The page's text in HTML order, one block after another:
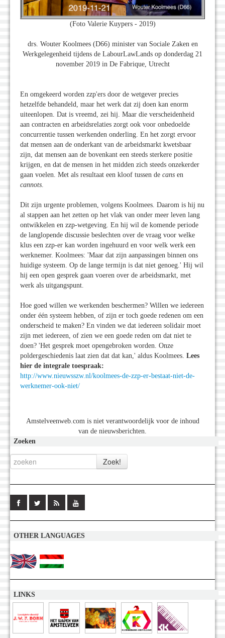
(Foto Valerie Kuypers - 2019)
drs. Wouter Koolmees (D66) minister van Sociale Zaken en
Werkgelegenheid tijdens de LabourLawLands op donderdag 21
november 2019 in De Fabrique, Utrecht
En omgekeerd worden zzp'ers door de wetgever precies
hetzelfde behandeld, maar het werk dat zij doen kan enorm
uiteenlopen. Dat is vreemd, zei hij. Maar die verscheidenheid
aan contracten en arbeidsrelaties zorgt ook voor onbedoelde
concurrentie tussen werkenden onderling. En het zorgt ervoor
dat mensen aan de onderkant van de arbeidsmarkt kwetsbaar
zijn, dat mensen aan de bovenkant een steeds sterkere positie
krijgen, en dat de mensen in het midden zich steeds onzekerder
gaan voelen. Met als resultaat een kloof tussen de cans en
cannots.
Dit zijn urgente problemen, volgens Koolmees. Daarom is hij nu
al stappen aan het zetten op het vlak van onder meer leven lang
ontwikkelen en zzp-wetgeving. En hij wil de komende periode
de langlopende discussie beslechten over de vraag voor welke
klus een zzp-er kan worden ingehuurd en voor welk werk een
werknemer. Koolmees: 'Maar dat zijn aanpassingen binnen ons
huidige systeem. Op de lange termijn is dat niet genoeg.' Hij wil
hij een open gesprek gaan voeren over de arbeidsmarkt, met
werk als uitgangspunt.
Hoe goed willen we werkenden beschermen? Willen we iedereen
onder één systeem hebben, of zijn er toch goede redenen om een
onderscheid te maken? En vinden we dat iedereen solidair moet
zijn met iedereen, of zien we een goede reden om dat niet te
doen? 'Het gesprek moet opengebroken worden. Onze
poldergeschiedenis laat zien dat dat kan,' aldus Koolmees. Lees
hier de integrale toespraak:
http://www.nieuwsszw.nl/koolmees-de-zzp-er-bestaat-niet-de-
werknemer-ook-niet/
Amstelveenweb.com is niet verantwoordelijk voor de inhoud
van de nieuwsberichten.
Zoeken
OTHER LANGUAGES
LINKS